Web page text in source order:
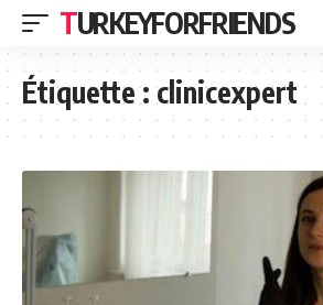
TURKEYFORFRIENDS
Étiquette :clinicexpert